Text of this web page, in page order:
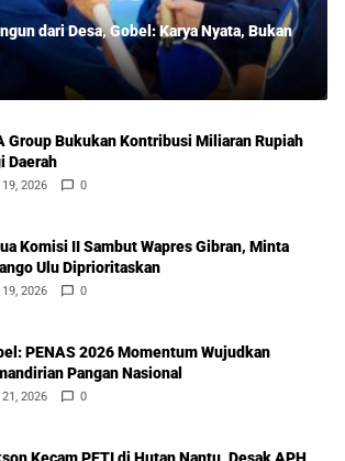
dari Desa, Gobel: Karya Nyata, Bukan
Group Bukukan Kontribusi Miliaran Rupiah
Daerah
2026 0
Komisi II Sambut Wapres Gibran, Minta
Ulu Diprioritaskan
2026 0
PENAS 2026 Momentum Wujudkan
Pangan Nasional
2026 0